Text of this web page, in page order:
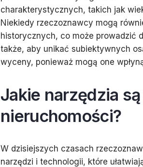
charakterystycznych, takich jak
Niekiedy rzeczoznawcy mogą
historycznych, co może prowadzić
także, aby unikać subiektywnych
wyceny, ponieważ mogą one
Jakie narzędzia
nieruchomości?
W dzisiejszych czasach
narzędzi i technologii, które